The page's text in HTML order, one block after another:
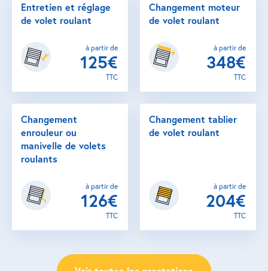
Entretien et réglage
de volet roulant
à partir de
125€
TTC
Changement moteur
de volet roulant
à partir de
348€
TTC
Changement
enrouleur ou
manivelle de volets
roulants
à partir de
126€
TTC
Changement tablier
de volet roulant
à partir de
204€
TTC